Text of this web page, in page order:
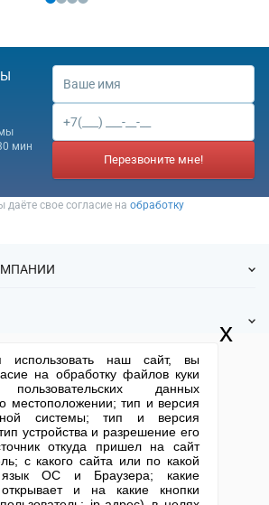
мин
Перезвоните мне!
свое согласие на обработку
mail@1-urist.ru
Спросить у юриста
вал,
Письмо директоруКарта сайта
использовать наш сайт, вы
на обработку файлов куки
данных
местоположении; тип и версия
системы; тип и версия
устройства и разрешение его
откуда пришел на сайт
с какого сайта или по какой
язык ОС и Браузера; какие
и на какие кнопки
x